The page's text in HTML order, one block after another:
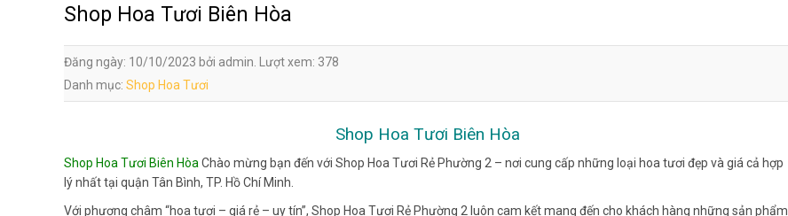
Shop Hoa Tươi Biên Hòa
Đăng ngày: 10/10/2023 bởi admin. Lượt xem: 378
Danh mục: Shop Hoa Tươi
Shop Hoa Tươi Biên Hòa
Shop Hoa Tươi Biên Hòa Chào mừng bạn đến với Shop Hoa Tươi Rẻ Phường 2 – nơi cung cấp những loại hoa tươi đẹp và giá cả hợp
lý nhất tại quận Tân Bình, TP. Hồ Chí Minh.
Với phương châm “hoa tươi – giá rẻ – uy tín”, Shop Hoa Tươi Rẻ Phường 2 luôn cam kết mang đến cho khách hàng những sản phẩm